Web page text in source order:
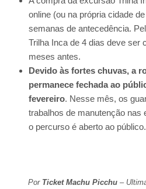
online (ou na própria cidade
semanas de antecedência.
Trilha Inca de 4 dias deve ser
meses antes.
Devido às fortes chuvas, a
permanece fechada ao
fevereiro. Nesse mês, os
trabalhos de manutenção nas
o percurso é aberto ao público.
Por Ticket Machu Picchu–